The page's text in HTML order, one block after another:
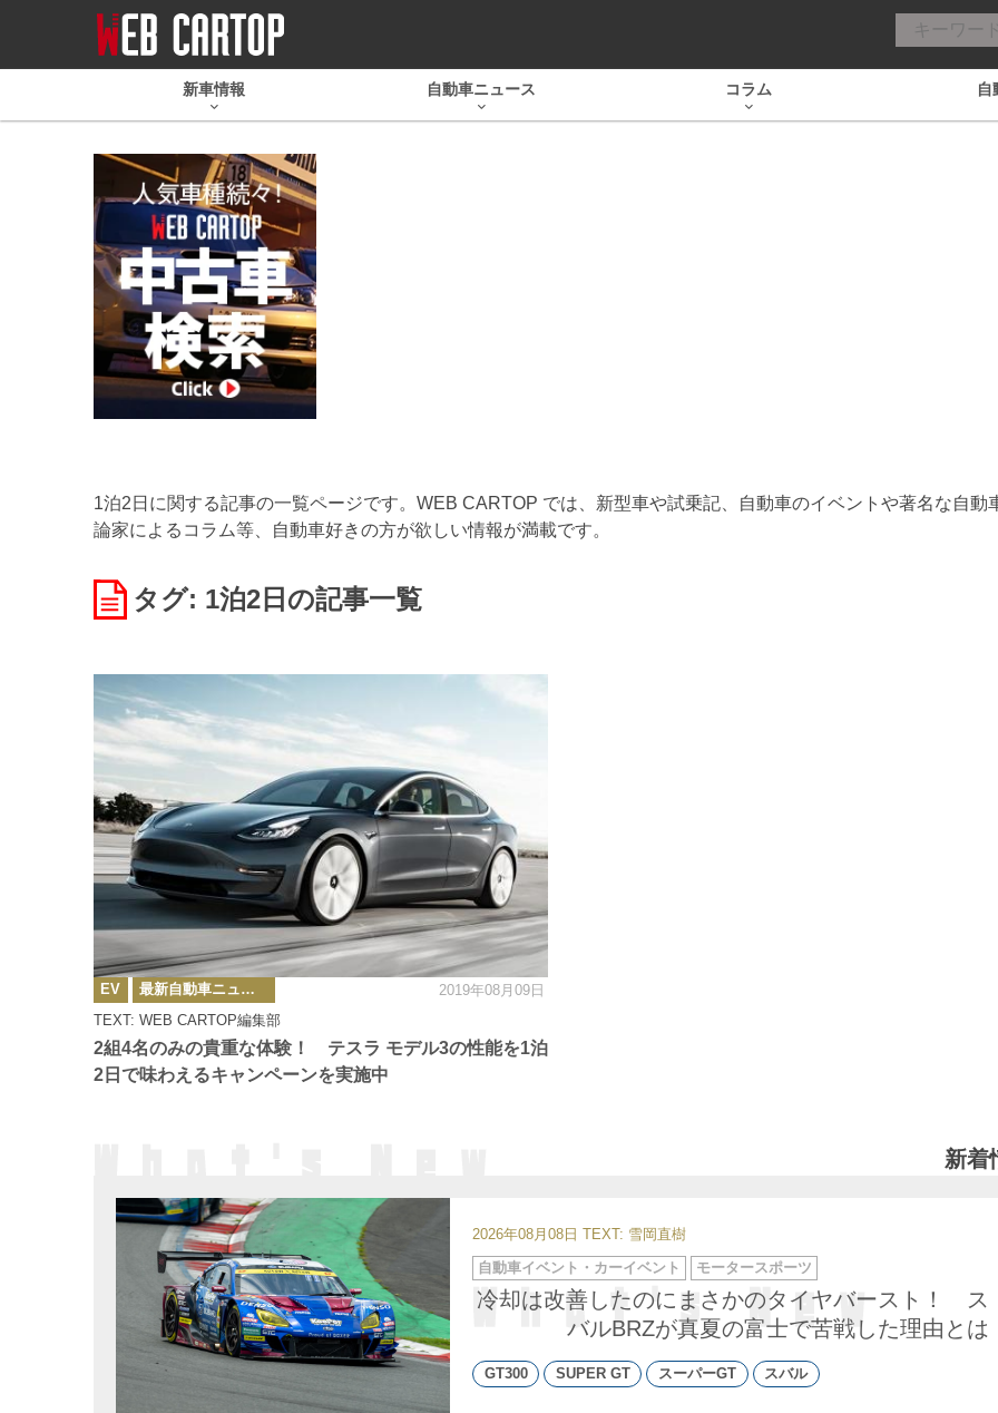
新車情報 自動車ニュース コラム 自
1泊2日に関する記事の一覧ページです。WEB CARTOP では、新型車や試乗記、自動車のイベントや著名な自動
論家によるコラム等、自動車好きの方が欲しい情報が満載です。
タグ: 1泊2日 の記事一覧
2組4名のみの貴重な体験！ テスラ モデル3の性能を1泊
2日で味わえるキャンペーンを実施中
TEXT: WEB CARTOP編集部
カ
テ
ゴ
リ
ー
EV 最新自動車ニュース 2019年08月09日
新着
2026年08月08日 TEXT: 雪岡直樹
冷却は改善したのにまさかのタイヤバースト！ ス
バルBRZが真夏の富士で苦戦した理由とは
カ
テ
ゴ
リ
自動車イベント・カーイベント モータースポーツ
GT300 SUPER GT スーパーGT スバル